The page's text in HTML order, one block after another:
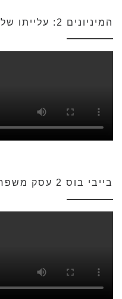
המיניונים 2: עלייתו של גרו – מדובב לעברית
בייבי בוס 2 עסק משפחתי – טריילר רשמי מדובב